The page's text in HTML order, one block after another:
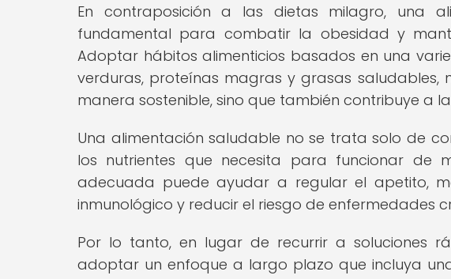
En contraposición a las dietas milagro, una
fundamental para combatir la obesidad y
Adoptar hábitos alimenticios basados en una
verduras, proteínas magras y grasas
manera sostenible, sino que también contribuye a
Una alimentación saludable no se trata solo de
los nutrientes que necesita para funcionar de
adecuada puede ayudar a regular el apetito,
inmunológico y reducir el riesgo de enfermedades
Por lo tanto, en lugar de recurrir a soluciones
adoptar un enfoque a largo plazo que incluya